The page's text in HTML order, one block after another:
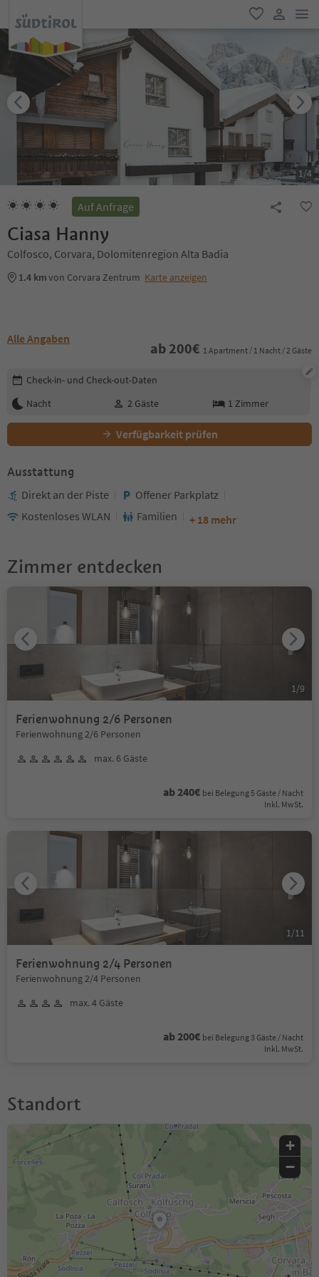
favorit
user link
1/4
Auf Anfrage
Ciasa Hanny
Colfosco, Corvara, Dolomitenregion Alta Badia
1.4 kmvon Corvara Zentrum Karte anzeigen
Alle Angaben
ab 200€ 1 Apartment / 1 Nacht / 2 Gäste
Buchungsdetails bearbeiten
Check-in- und Check-out-Daten
Nacht
2 Gäste 1 Zimmer
Verfügbarkeit prüfen
Ausstattung
Direkt an der Piste
Offener Parkplatz
Kostenloses WLAN
Familien + 18 mehr
Zimmer entdecken
Ferienwohnung 2/6 Personen
Ferienwohnung 2/6 Personen
max. 6 Gäste
ab 240€ bei Belegung 5 Gäste / Nacht
Inkl. MwSt.
1/9
Ferienwohnung 2/4 Personen
Ferienwohnung 2/4 Personen
max. 4 Gäste
ab 200€ bei Belegung 3 Gäste / Nacht
Inkl. MwSt.
1/11
Standort
+
−